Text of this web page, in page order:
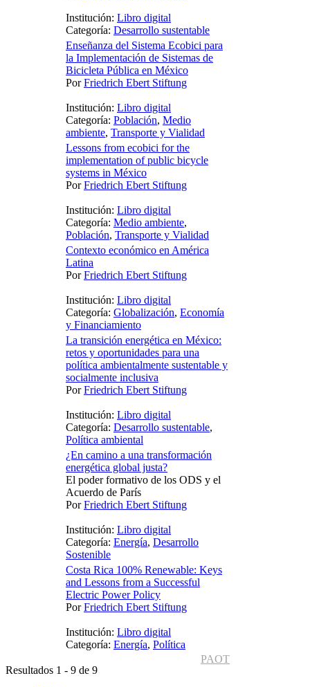
Institución: Libro digital
Categoría: Desarrollo sustentable
Enseñanza del Sistema Ecobici para
la Implementación de Sistemas de
Bicicleta Pública en México
PorFriedrich Ebert Stiftung
Institución: Libro digital
Categoría: Población, Medio
ambiente, Transporte y Vialidad
Lessons from ecobici for the
implementation of public bicycle
systems in México
PorFriedrich Ebert Stiftung
Institución: Libro digital
Categoría: Medio ambiente,
Población, Transporte y Vialidad
Contexto económico en América
Latina
PorFriedrich Ebert Stiftung
Institución: Libro digital
Categoría: Globalización, Economía
y Financiamiento
La transición energética en México:
retos y oportunidades para una
política ambientalmente sustentable y
socialmente inclusiva
PorFriedrich Ebert Stiftung
Institución: Libro digital
Categoría: Desarrollo sustentable,
Política ambiental
¿En camino a una transformación
energética global justa?
El poder formativo de los ODS y el
Acuerdo de París
PorFriedrich Ebert Stiftung
Institución: Libro digital
Categoría: Energía, Desarrollo
Sostenible
Costa Rica 100% Renewable: Keys
and Lessons from a Successful
Electric Power Policy
PorFriedrich Ebert Stiftung
Institución: Libro digital
Categoría: Energía, Política
PAOT
Resultados 1 - 9 de 9